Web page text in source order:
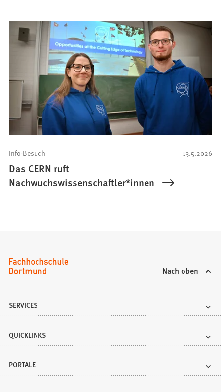
13.5.2026
Info-Besuch
Das CERN ruft
Nachwuchswissenschaftler*innen
Nach oben
SERVICES
QUICKLINKS
PORTALE